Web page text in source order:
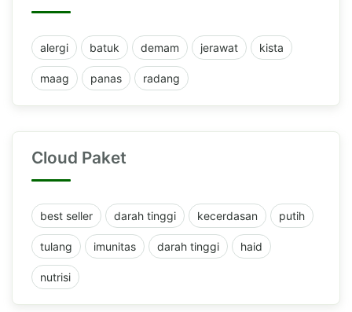
alergi batuk demam jerawat kista
maag panas radang
Cloud Paket
best seller darah tinggi kecerdasan putih
tulang imunitas darah tinggi haid
nutrisi